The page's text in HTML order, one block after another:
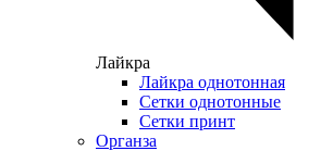
Лайкра
Лайкра однотонная
Сетки однотонные
Сетки принт
Органза